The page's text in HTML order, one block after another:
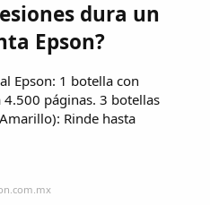
dura un
Epson?
Epson: 1 botella con
páginas. 3 botellas
Rinde hasta